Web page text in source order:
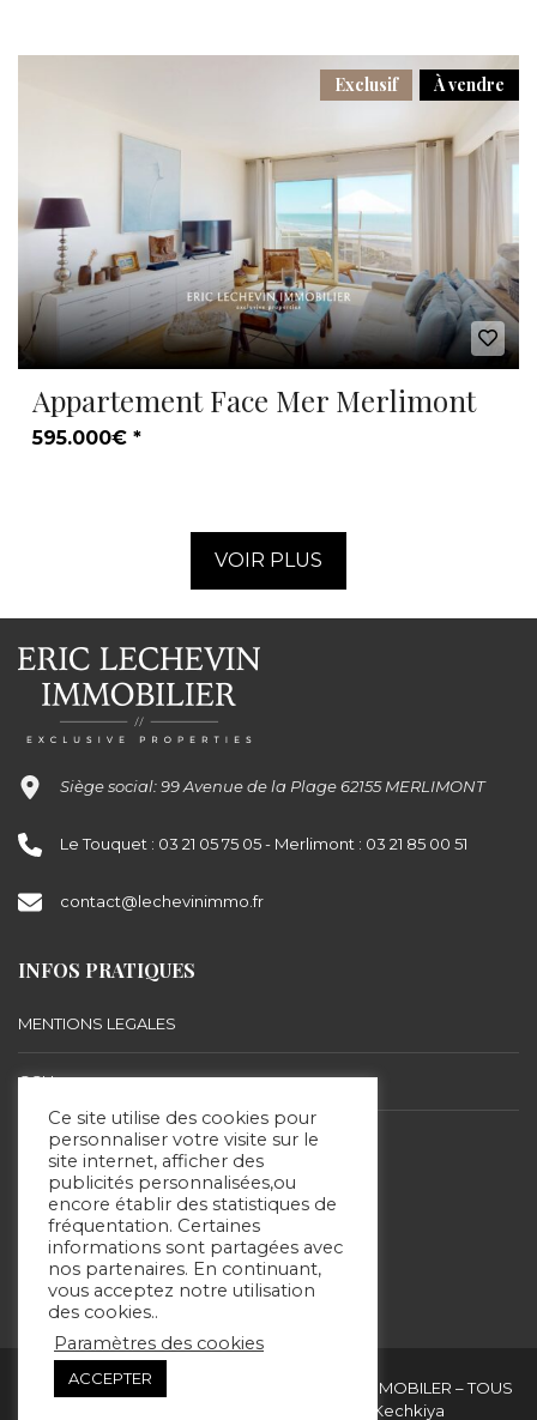
À vendre
Exclusif
Appartement Face Mer Merlimont
595.000€ *
VOIR PLUS
Siège social: 99 Avenue de la Plage 62155 MERLIMONT
Le Touquet : 03 21 05 75 05 - Merlimont : 03 21 85 00 51
contact@lechevinimmo.fr
INFOS PRATIQUES
MENTIONS LEGALES
CGU
BARÈME D’HONORAIRES
SUIVEZ-NOUS
Copyright & copies. 2020 © ERIC LECHEVIN IMMOBILER – TOUS
DROITS RÉSERVÉS - Site réalisé par Kechkiya
Ce site utilise des cookies pour
personnaliser votre visite sur le
site internet, afficher des
publicités personnalisées,ou
encore établir des statistiques de
fréquentation. Certaines
informations sont partagées avec
nos partenaires. En continuant,
vous acceptez notre utilisation
des cookies..
Paramètres des cookies
ACCEPTER